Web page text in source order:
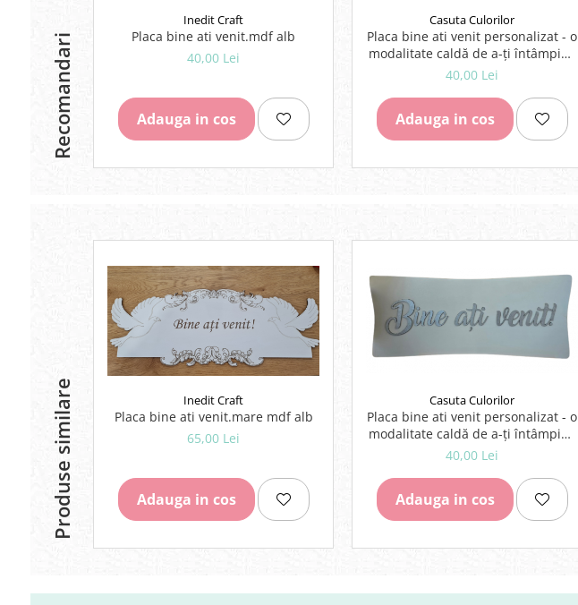
Plastelina
Radiere scoala
Rezerve
Cerneala
Table magnetice si de pluta
Recomandari
Inedit Craft
Placa bine ati venit.mdf alb
40,00 Lei
Adauga in cos
Casuta Culorilor
Placa bine ati venit personalizat - o
modalitate caldă de a-ți întâmpina
oaspeții!
40,00 Lei
Adauga in cos
Produse similare Inedit Craft
Placa bine ati venit.mare mdf alb
65,00 Lei
Adauga in cos
Casuta Culorilor
Placa bine ati venit personalizat - o
modalitate caldă de a-ți întâmpina
oaspeții!
40,00 Lei
Adauga in cos